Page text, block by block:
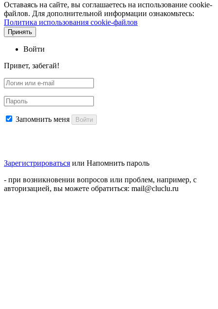
Оставаясь на сайте, вы соглашаетесь на использование cookie-
файлов. Для дополнительной информации ознакомьтесь:
Политика использования cookie-файлов
Принять
Войти
Привет, забегай!
Запомнить меня Войти
Зарегистрироваться или Напомнить пароль
- при возникновении вопросов или проблем, например, с
авторизацией, вы можете обратиться: mail@cluclu.ru